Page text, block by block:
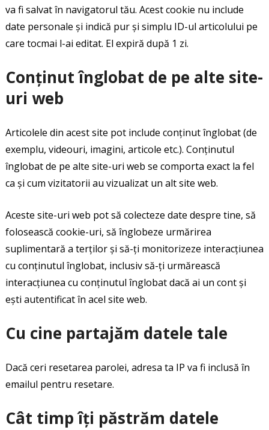
va fi salvat în navigatorul tău. Acest cookie nu include
date personale și indică pur și simplu ID-ul articolului pe
care tocmai l-ai editat. El expiră după 1 zi.
Conținut înglobat de pe alte site-
uri web
Articolele din acest site pot include conținut înglobat (de
exemplu, videouri, imagini, articole etc.). Conținutul
înglobat de pe alte site-uri web se comporta exact la fel
ca și cum vizitatorii au vizualizat un alt site web.
Aceste site-uri web pot să colecteze date despre tine, să
folosească cookie-uri, să înglobeze urmărirea
suplimentară a terților și să-ți monitorizeze interacțiunea
cu conținutul înglobat, inclusiv să-ți urmărească
interacțiunea cu conținutul înglobat dacă ai un cont și
ești autentificat în acel site web.
Cu cine partajăm datele tale
Dacă ceri resetarea parolei, adresa ta IP va fi inclusă în
emailul pentru resetare.
Cât timp îți păstrăm datele